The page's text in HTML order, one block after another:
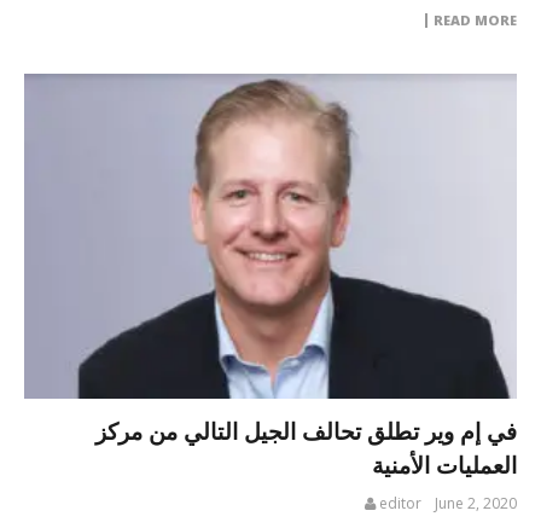
READ MORE
في إم وير تطلق تحالف الجيل التالي من مركز
العمليات الأمنية
June 2, 2020
editor